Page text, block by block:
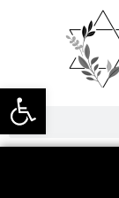
פתח